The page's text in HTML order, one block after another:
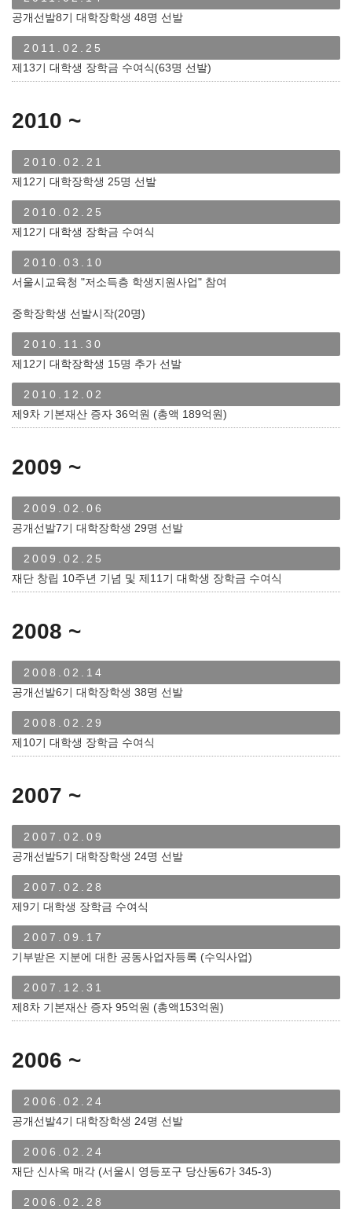
공개선발8기 대학장학생 48명 선발
2011.02.25
제13기 대학생 장학금 수여식(63명 선발)
2010 ~
2010.02.21
제12기 대학장학생 25명 선발
2010.02.25
제12기 대학생 장학금 수여식
2010.03.10
서울시교육청 "저소득층 학생지원사업" 참여
중학장학생 선발시작(20명)
2010.11.30
제12기 대학장학생 15명 추가 선발
2010.12.02
제9차 기본재산 증자 36억원 (총액 189억원)
2009 ~
2009.02.06
공개선발7기 대학장학생 29명 선발
2009.02.25
재단 창립 10주년 기념 및 제11기 대학생 장학금 수여식
2008 ~
2008.02.14
공개선발6기 대학장학생 38명 선발
2008.02.29
제10기 대학생 장학금 수여식
2007 ~
2007.02.09
공개선발5기 대학장학생 24명 선발
2007.02.28
제9기 대학생 장학금 수여식
2007.09.17
기부받은 지분에 대한 공동사업자등록 (수익사업)
2007.12.31
제8차 기본재산 증자 95억원 (총액153억원)
2006 ~
2006.02.24
공개선발4기 대학장학생 24명 선발
2006.02.24
재단 신사옥 매각 (서울시 영등포구 당산동6가 345-3)
2006.02.28